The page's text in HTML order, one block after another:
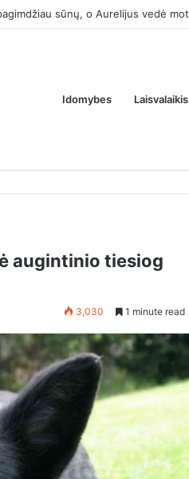
tėvų butą. Ar tai normalu?
Idomybes Laisvalaikis
augintinio tiesiog
3,030 1 minute read